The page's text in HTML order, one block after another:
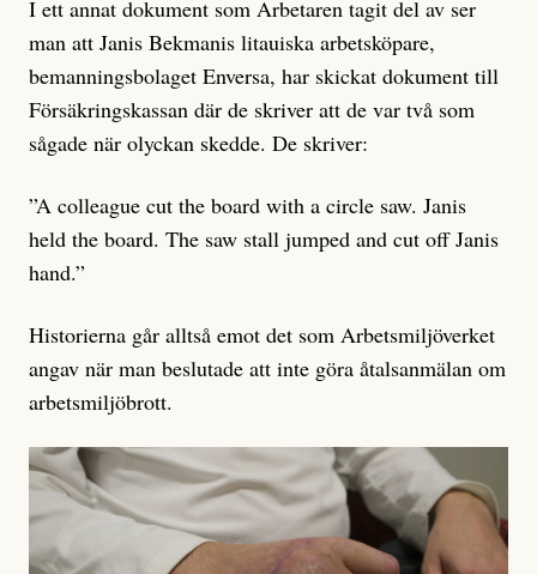
I ett annat dokument som Arbetaren tagit del av ser
man att Janis Bekmanis litauiska arbetsköpare,
bemanningsbolaget Enversa, har skickat dokument till
Försäkringskassan där de skriver att de var två som
sågade när olyckan skedde. De skriver:
”A colleague cut the board with a circle saw. Janis
held the board. The saw stall jumped and cut off Janis
hand.”
Historierna går alltså emot det som Arbetsmiljöverket
angav när man beslutade att inte göra åtalsanmälan om
arbetsmiljöbrott.